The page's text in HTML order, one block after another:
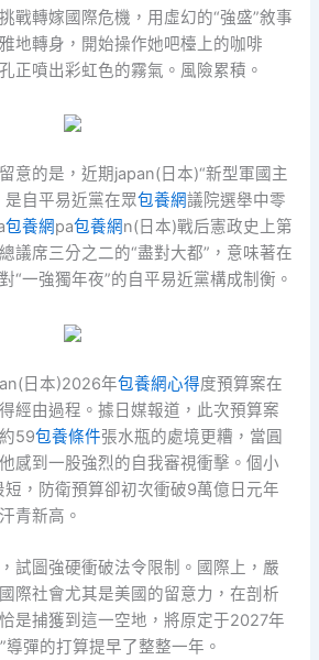
戰轉嫁國際危機，用虛幻的“強盛”敘事
地轉身，開始操作她吧檯上的咖啡
正噴出彩虹色的霧氣。風險累積。
意的是，近期japan(日本)“新型軍國主
是自平易近黨在眾包養網議院選舉中零
包養網pa包養網n(日本)戰后憲政史上第
議席三分之二的“盡對大都”，意味著在
“一強獨年夜”的自平易近黨構成制衡。
日本)2026年包養網心得度預算案在
經由過程。據日媒報道，此次預算案
59包養條件張水瓶的處境更糟，當圓
感到一股強烈的自我審視衝擊。個小
，防衛預算卻初次衝破9萬億日元年
青新高。
試圖強硬衝破法令限制。國際上，嚴
際社會尤其是美國的留意力，在剖析
是捕獲到這一空地，將原定于2027年
導彈的打算提早了整整一年。